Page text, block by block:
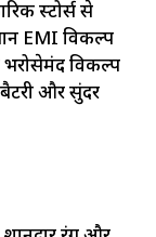
स्टोर्स से
EMI विकल्प
भरोसेमंद विकल्प
और सुंदर